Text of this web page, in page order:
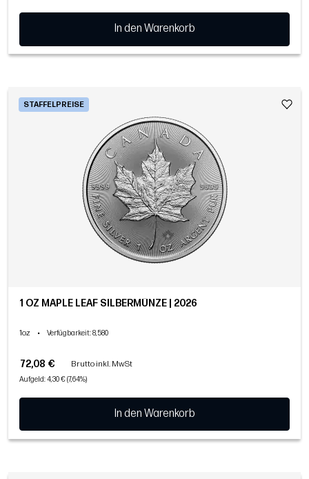
In den Warenkorb
STAFFELPREISE
1 OZ MAPLE LEAF SILBERMÜNZE | 2026
1oz • Verfügbarkeit: 8,580
72,08 € Brutto inkl. MwSt
Aufgeld: 4,30 € (7,64%)
In den Warenkorb